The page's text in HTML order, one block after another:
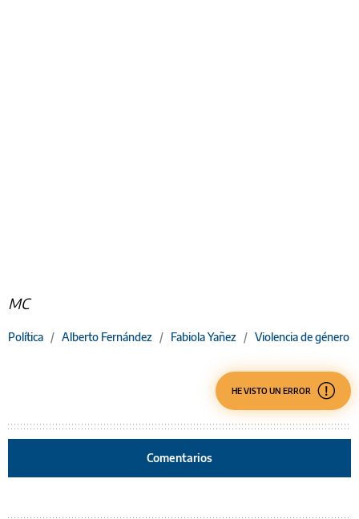
MC
Política / Alberto Fernández / Fabiola Yañez / Violencia de género
HE VISTO UN ERROR
Comentarios